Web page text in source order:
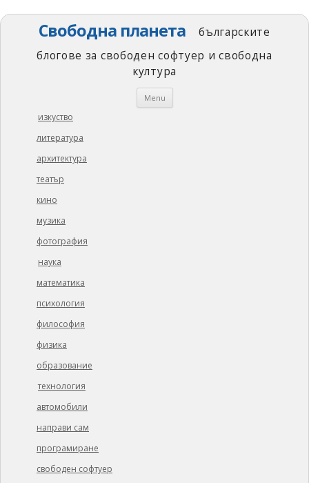
Свободна планета
българските
блогове за свободен софтуер и свободна
култура
Menu Skip
изкуство
литература
архитектура
театър
кино
музика
фотография
наука
математика
психология
философия
физика
образование
технология
автомобили
направи сам
програмиране
свободен софтуер